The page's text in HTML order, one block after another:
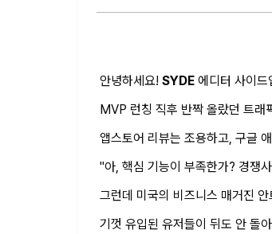
안녕하세요! SYDE 에디터 사이
MVP 런칭 직후 반짝 올랐던 트래
앱스토어 리뷰는 조용하고, 구글
"아, 핵심 기능이 부족한가? 경쟁
그런데 미국의 비즈니스 매거진
기껏 유입된 유저들이 뒤도 안 돌